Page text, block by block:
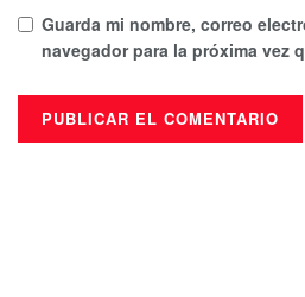
Guarda mi nombre, correo
navegador para la próxima vez